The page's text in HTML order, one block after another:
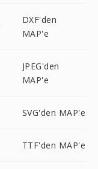
DXF'den
MAP'e
JPEG'den
MAP'e
SVG'den MAP'e
TTF'den MAP'e